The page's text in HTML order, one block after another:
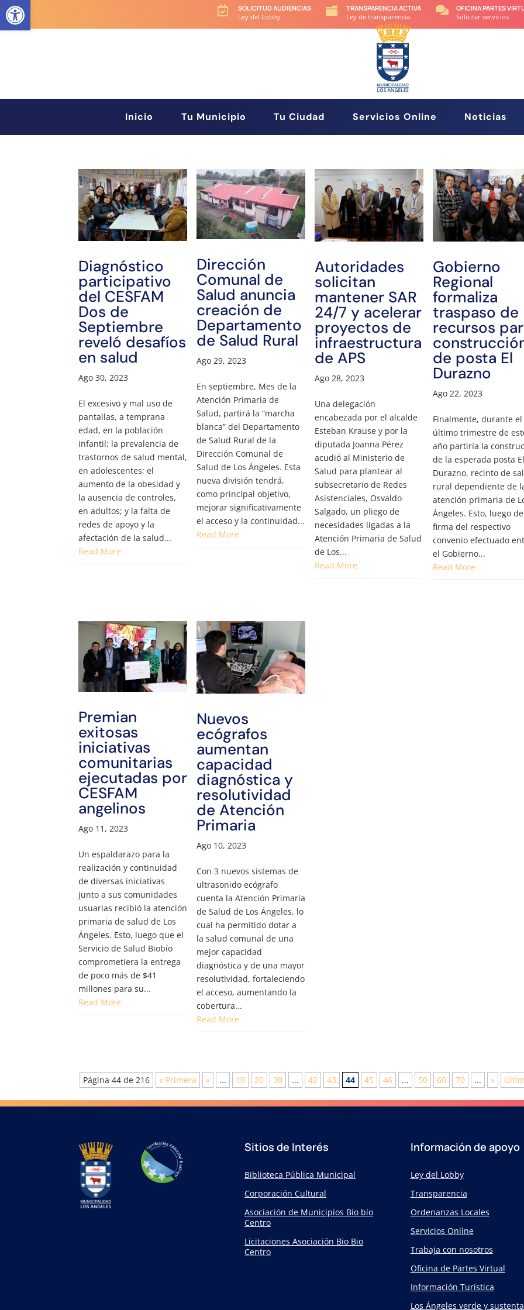

SOLICITUD AUDIENCIAS
Ley del Lobby

TRANSPARENCIA ACTIVA
Ley de transparencia

OFICINA PARTES
Solicitar servicios
Inicio Tu Municipio Tu Ciudad Servicios Online Noticias
Diagnóstico
participativo
del CESFAM
Dos de
Septiembre
reveló desafíos
en salud
Ago 30, 2023
El excesivo y mal uso de
pantallas, a temprana
edad, en la población
infantil; la prevalencia de
trastornos de salud mental,
en adolescentes; el
aumento de la obesidad y
la ausencia de controles,
en adultos; y la falta de
redes de apoyo y la
afectación de la salud...
Read More
Dirección
Comunal de
Salud anuncia
creación de
Departamento
de Salud Rural
Ago 29, 2023
En septiembre, Mes de la
Atención Primaria de
Salud, partirá la “marcha
blanca” del Departamento
de Salud Rural de la
Dirección Comunal de
Salud de Los Ángeles. Esta
nueva división tendrá,
como principal objetivo,
mejorar significativamente
el acceso y la continuidad...
Read More
Autoridades
solicitan
mantener SAR
24/7 y acelerar
proyectos de
infraestructura
de APS
Ago 28, 2023
Una delegación
encabezada por el alcalde
Esteban Krause y por la
diputada Joanna Pérez
acudió al Ministerio de
Salud para plantear al
subsecretario de Redes
Asistenciales, Osvaldo
Salgado, un pliego de
necesidades ligadas a la
Atención Primaria de Salud
de Los...
Read More
Gobierno
Regional
formaliza
traspaso de
recursos
de posta El
Durazno
Ago 22, 2023
Finalmente, durante el
último trimestre de
año partiría la
de la esperada posta El
Durazno, recinto de
rural dependiente de
atención primaria de
Ángeles. Esto, luego
firma del respectivo
convenio efectuado
el Gobierno...
Read More
Premian
exitosas
iniciativas
comunitarias
ejecutadas por
CESFAM
angelinos
Ago 11, 2023
Un espaldarazo para la
realización y continuidad
de diversas iniciativas
junto a sus comunidades
usuarias recibió la atención
primaria de salud de Los
Ángeles. Esto, luego que el
Servicio de Salud Biobío
comprometiera la entrega
de poco más de $41
millones para su...
Read More
Nuevos
ecógrafos
aumentan
capacidad
diagnóstica y
resolutividad
de Atención
Primaria
Ago 10, 2023
Con 3 nuevos sistemas de
ultrasonido ecógrafo
cuenta la Atención Primaria
de Salud de Los Ángeles, lo
cual ha permitido dotar a
la salud comunal de una
mejor capacidad
diagnóstica y de una mayor
resolutividad, fortaleciendo
el acceso, aumentando la
cobertura...
Read More
Página 44 de 216 « Primera « ... 10 20 30 ... 42 43 44 45 46 ... 50 60 70 ... »
Sitios de Interés
Biblioteca Pública Municipal
Corporación Cultural
Asociación de Municipios Bío bío
Centro
Licitaciones Asociación Bio Bio
Centro
Información de apoyo
Ley del Lobby
Transparencia
Ordenanzas Locales
Servicios Online
Trabaja con nosotros
Oficina de Partes Virtual
Información Turística
Los Ángeles verde y